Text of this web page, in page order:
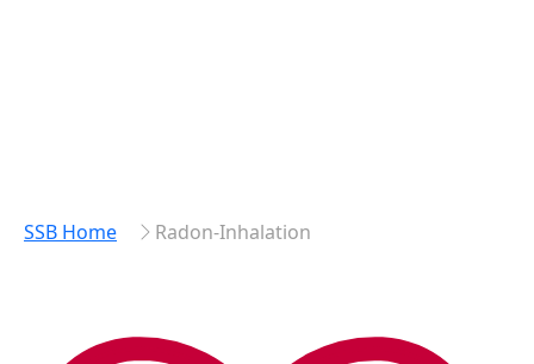
SSB Home Radon-Inhalation